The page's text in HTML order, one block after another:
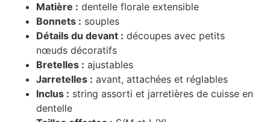
Matière : dentelle florale extensible
Bonnets : souples
Détails du devant : découpes avec petits
nœuds décoratifs
Bretelles : ajustables
Jarretelles : avant, attachées et réglables
Inclus : string assorti et jarretières de cuisse en
dentelle